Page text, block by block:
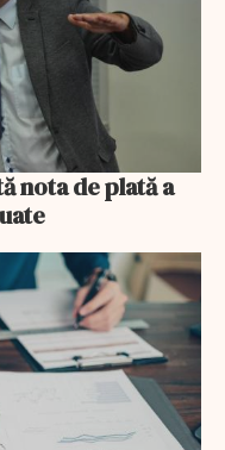
nota de plată a